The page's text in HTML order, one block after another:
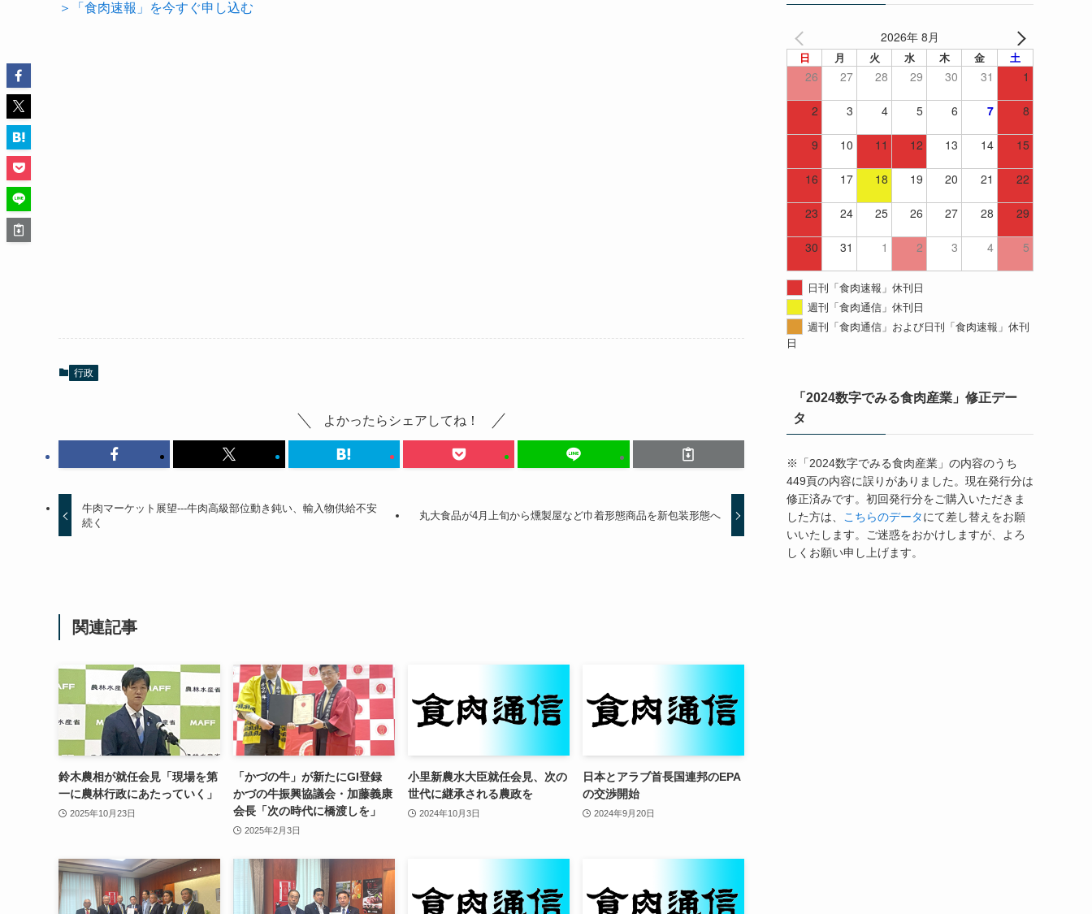
＞「食肉速報」を今すぐ申し込む
行政
よかったらシェアしてね！
牛肉マーケット展望---牛肉高級部位動き鈍い、輸入物供給不安
続く
丸大食品が4月上旬から燻製屋など巾着形態商品を新包装形態へ
関連記事
鈴木農相が就任会見「現場を第
一に農林行政にあたっていく」
2025年10月23日
「かづの牛」が新たにGI登録
かづの牛振興協議会・加藤義康
会長「次の時代に橋渡しを」
2025年2月3日
小里新農水大臣就任会見、次の
世代に継承される農政を
2024年10月3日
日本とアラブ首長国連邦のEPA
の交渉開始
2024年9月20日
2026年 8月
日 月 火 水 木 金 土
26 27 28 29 30 31 1
2 3 4 5 6 7 8
9 10 11 12 13 14 15
16 17 18 19 20 21 22
23 24 25 26 27 28 29
30 31 1 2 3 4 5
日刊「食肉速報」休刊日
週刊「食肉通信」休刊日
週刊「食肉通信」および日刊「食肉速報」休刊
日
「2024数字でみる食肉産業」修正デー
タ
※「2024数字でみる食肉産業」の内容のうち
449頁の内容に誤りがありました。現在発行分は
修正済みです。初回発行分をご購入いただきま
した方は、
こちらのデータにて差し替えをお願
いいたします。ご迷惑をおかけしますが、よろ
しくお願い申し上げます。